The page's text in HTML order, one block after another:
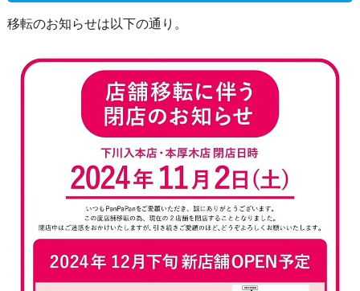
移転のお知らせは以下の通り。